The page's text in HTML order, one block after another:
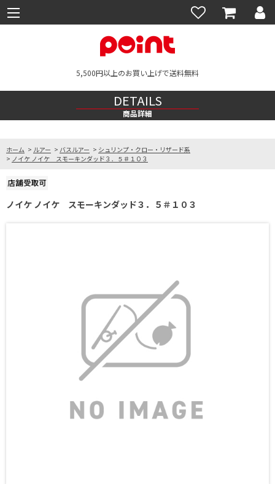
5,500円以上のお買い上げで送料無料
DETAILS
商品詳細
ホーム > ルアー > バスルアー > シュリンプ・クロー・リザード系
> ノイケ ノイケ スモーキンダッド３．５＃１０３
ノイケ ノイケ スモーキンダッド３．５＃１０３